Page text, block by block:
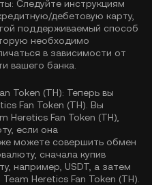
Следуйте инструкциям
дебетовую карту,
поддерживаемый способ
необходимо
в зависимости от
вашего банка.
Token (TH): Теперь вы
Fan Token (TH). Вы
Heretics Fan Token (TH),
если она
можете совершить обмен
сначала купив
например, USDT , а затем
Heretics Fan Token (TH).